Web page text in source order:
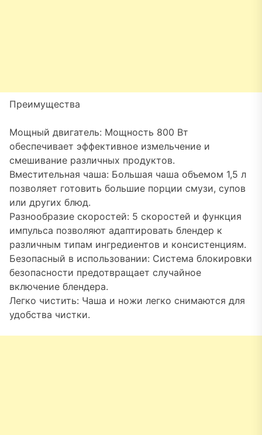
Преимущества
Мощный двигатель: Мощность 800 Вт
обеспечивает эффективное измельчение и
смешивание различных продуктов.
Вместительная чаша: Большая чаша объемом 1,5 л
позволяет готовить большие порции смузи, супов
или других блюд.
Разнообразие скоростей: 5 скоростей и функция
импульса позволяют адаптировать блендер к
различным типам ингредиентов и консистенциям.
Безопасный в использовании: Система блокировки
безопасности предотвращает случайное
включение блендера.
Легко чистить: Чаша и ножи легко снимаются для
удобства чистки.